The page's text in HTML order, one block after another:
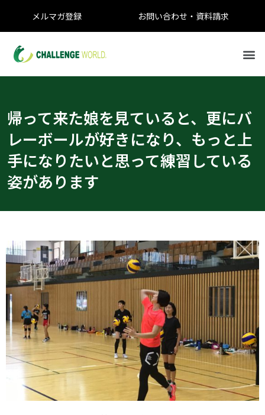
メルマガ登録 お問い合わせ・資料請求
帰って来た娘を見ていると、更にバ
レーボールが好きになり、もっと上
手になりたいと思って練習している
姿があります